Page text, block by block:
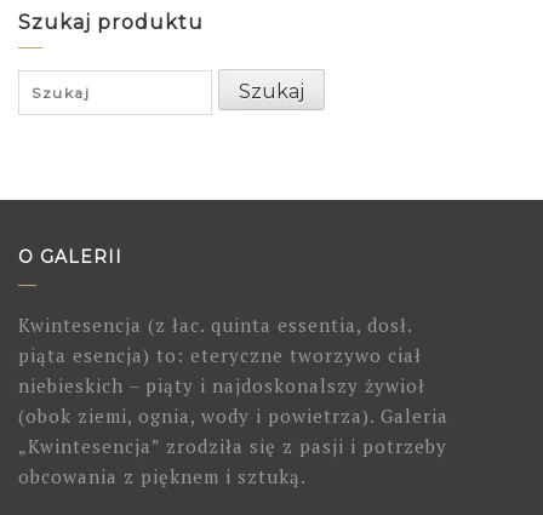
Szukaj produktu
Search
for:
Szukaj
O GALERII
Kwintesencja (z łac. quinta essentia, dosł.
piąta esencja) to: eteryczne tworzywo ciał
niebieskich – piąty i najdoskonalszy żywioł
(obok ziemi, ognia, wody i powietrza). Galeria
„Kwintesencja” zrodziła się z pasji i potrzeby
obcowania z pięknem i sztuką.